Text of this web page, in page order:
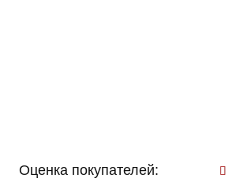
Оценка покупателей: